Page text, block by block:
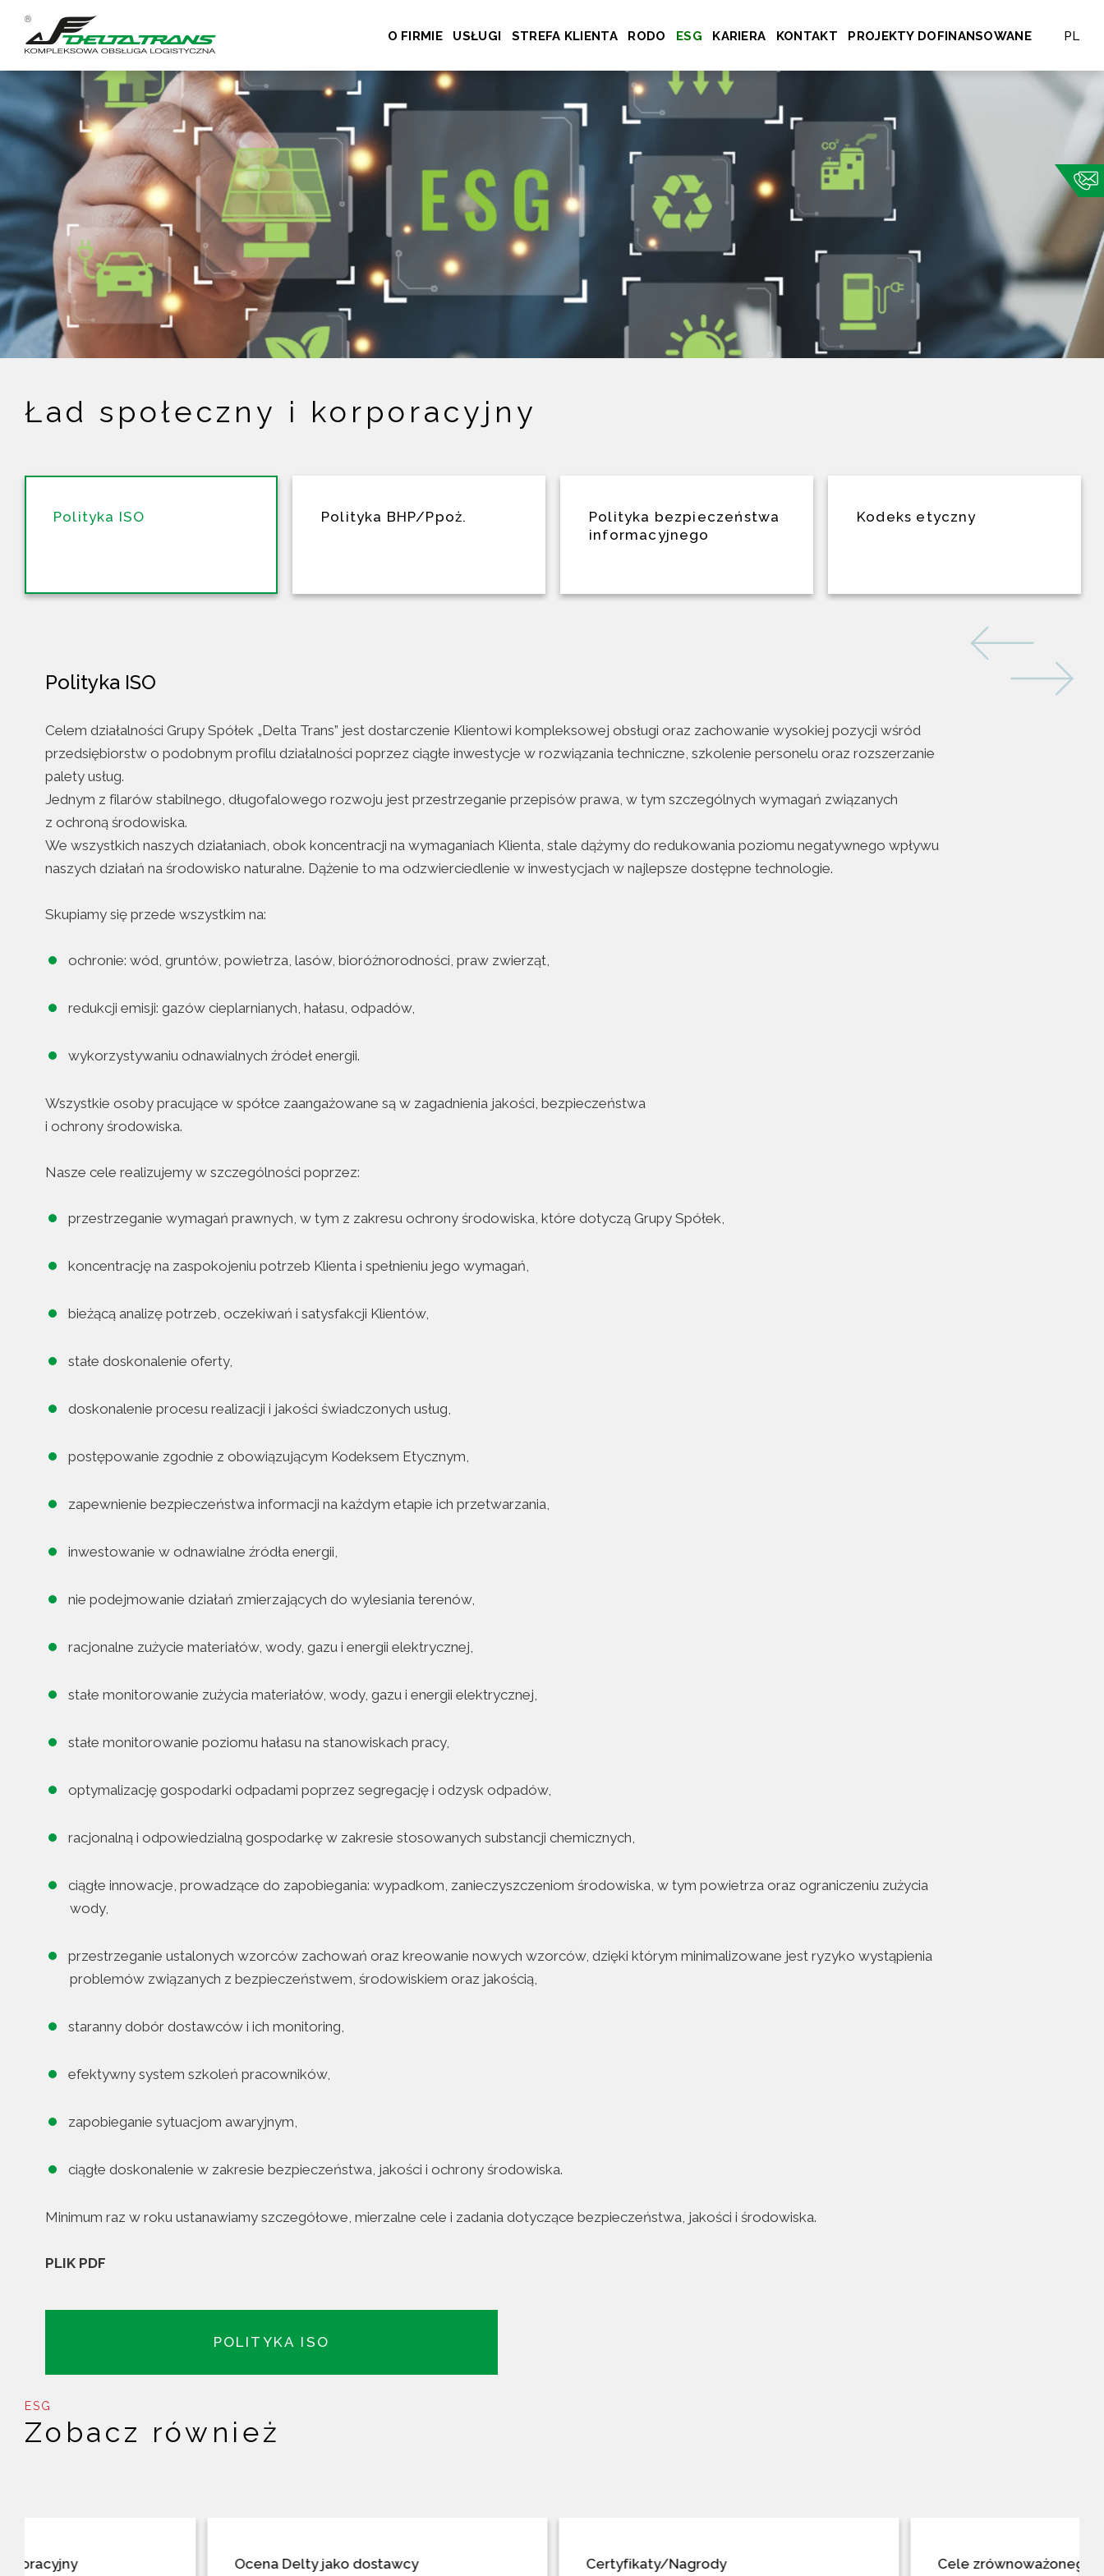
O FIRMIE USŁUGI STREFA KLIENTA RODO ESG KARIERA KONTAKT PROJEKTY DOFINANSOWANE
PL
Ład społeczny i korporacyjny
Polityka ISO Polityka BHP/Ppoż.
Polityka bezpieczeństwa
informacyjnego
Kodeks etyczny
Polityka ISO
Celem działalności Grupy Spółek „Delta Trans” jest dostarczenie Klientowi kompleksowej obsługi oraz zachowanie wysokiej pozycji wśród
przedsiębiorstw o podobnym profilu działalności poprzez ciągłe inwestycje w rozwiązania techniczne, szkolenie personelu oraz rozszerzanie
palety usług.
Jednym z filarów stabilnego, długofalowego rozwoju jest przestrzeganie przepisów prawa, w tym szczególnych wymagań związanych
z ochroną środowiska.
We wszystkich naszych działaniach, obok koncentracji na wymaganiach Klienta, stale dążymy do redukowania poziomu negatywnego wpływu
naszych działań na środowisko naturalne. Dążenie to ma odzwierciedlenie w inwestycjach w najlepsze dostępne technologie.
Skupiamy się przede wszystkim na:
ochronie: wód, gruntów, powietrza, lasów, bioróżnorodności, praw zwierząt,
redukcji emisji: gazów cieplarnianych, hałasu, odpadów,
wykorzystywaniu odnawialnych źródeł energii.
Wszystkie osoby pracujące w spółce zaangażowane są w zagadnienia jakości, bezpieczeństwa
i ochrony środowiska.
Nasze cele realizujemy w szczególności poprzez:
przestrzeganie wymagań prawnych, w tym z zakresu ochrony środowiska, które dotyczą Grupy Spółek,
koncentrację na zaspokojeniu potrzeb Klienta i spełnieniu jego wymagań,
bieżącą analizę potrzeb, oczekiwań i satysfakcji Klientów,
stałe doskonalenie oferty,
doskonalenie procesu realizacji i jakości świadczonych usług,
postępowanie zgodnie z obowiązującym Kodeksem Etycznym,
zapewnienie bezpieczeństwa informacji na każdym etapie ich przetwarzania,
inwestowanie w odnawialne źródła energii,
nie podejmowanie działań zmierzających do wylesiania terenów,
racjonalne zużycie materiałów, wody, gazu i energii elektrycznej,
stałe monitorowanie zużycia materiałów, wody, gazu i energii elektrycznej,
stałe monitorowanie poziomu hałasu na stanowiskach pracy,
optymalizację gospodarki odpadami poprzez segregację i odzysk odpadów,
racjonalną i odpowiedzialną gospodarkę w zakresie stosowanych substancji chemicznych,
ciągłe innowacje, prowadzące do zapobiegania: wypadkom, zanieczyszczeniom środowiska, w tym powietrza oraz ograniczeniu zużycia
wody,
przestrzeganie ustalonych wzorców zachowań oraz kreowanie nowych wzorców, dzięki którym minimalizowane jest ryzyko wystąpienia
problemów związanych z bezpieczeństwem, środowiskiem oraz jakością,
staranny dobór dostawców i ich monitoring,
efektywny system szkoleń pracowników,
zapobieganie sytuacjom awaryjnym,
ciągłe doskonalenie w zakresie bezpieczeństwa, jakości i ochrony środowiska.
Minimum raz w roku ustanawiamy szczegółowe, mierzalne cele i zadania dotyczące bezpieczeństwa, jakości i środowiska.
PLIK PDF
POLITYKA ISO
ESG
Zobacz również
Ocena Delty jako dostawcy Certyfikaty/Nagrody Cele zrównoważonego rozwoju w 2026r.